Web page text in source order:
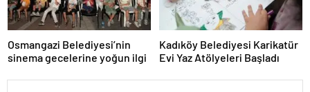
Osmangazi Belediyesi’nin
sinema gecelerine yoğun ilgi
Kadıköy Belediyesi Karikatür
Evi Yaz Atölyeleri Başladı